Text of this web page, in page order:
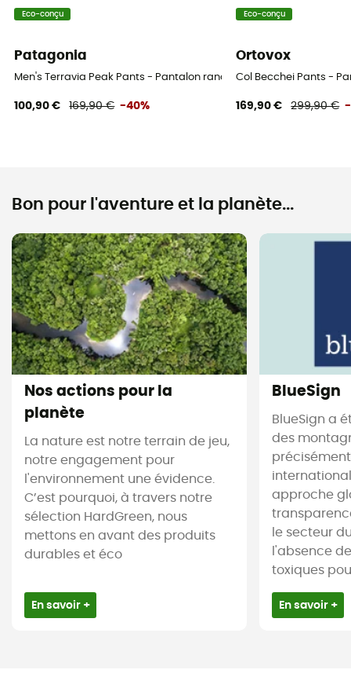
Eco-conçu
Patagonia
Men's Terravia Peak Pants - Pantalon randonnée homme
100,90 € 169,90 € -40%
Eco-conçu
Ortovox
Col Becchei Pants -
169,90 € 299,90 € -
Bon pour l'aventure et la planète...
Nos actions pour la
planète
La nature est notre terrain de jeu,
notre engagement pour
l'environnement une évidence.
C’est pourquoi, à travers notre
sélection HardGreen, nous
mettons en avant des produits
durables et éco
En savoir +
BlueSign
BlueSign a
des
approche
le secteur
l'absence
toxiques
En savoir +